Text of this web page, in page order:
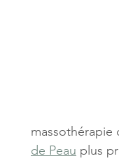
massothérapie
de Peau plus